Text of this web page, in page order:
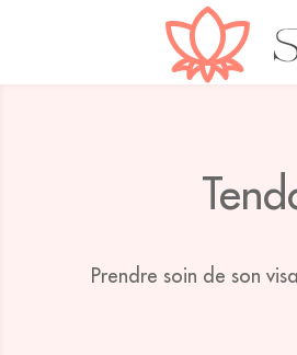
Prendre soin de son